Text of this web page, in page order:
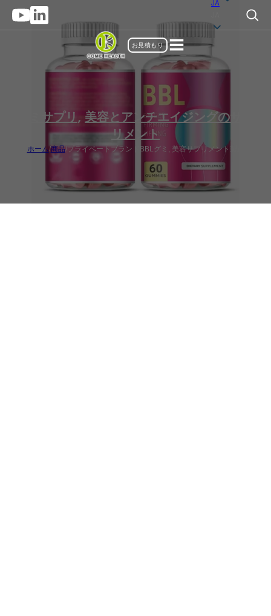
JA
お見積もり
グミサプリ, 美容とアンチエイジングのサプ
リメント
ホーム/商品/プライベートブランドBBLグミ, 美容サプリメント製造